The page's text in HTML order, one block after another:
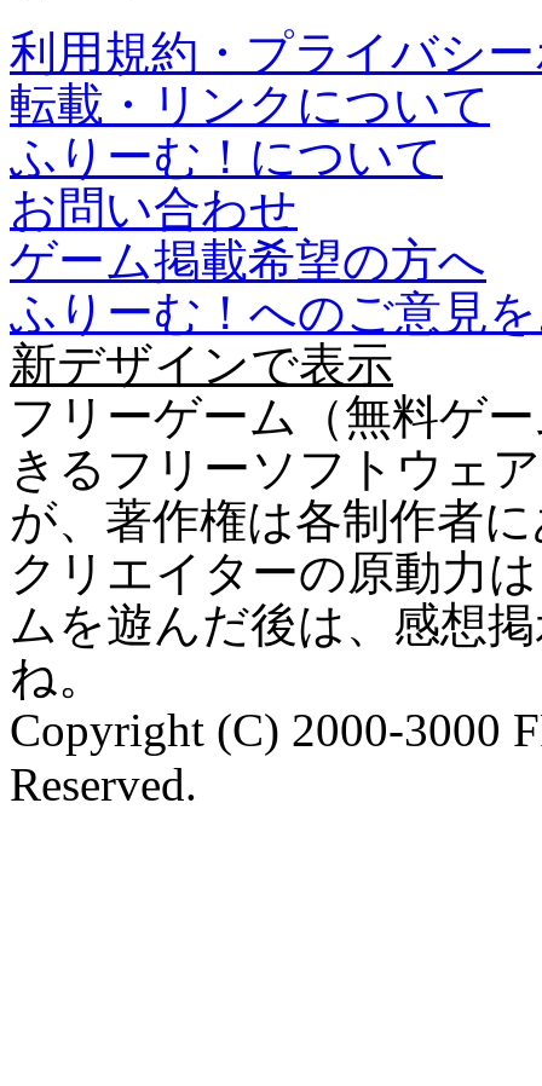
利用規約・プライバシ
転載・リンクについて
ふりーむ！について
お問い合わせ
ゲーム掲載希望の方へ
ふりーむ！へのご意見
新デザインで表示
フリーゲーム（無料ゲ
きるフリーソフトウェ
が、著作権は各制作者
クリエイターの原動力
ムを遊んだ後は、感想
ね。
Copyright (C) 2000-3000
Reserved.